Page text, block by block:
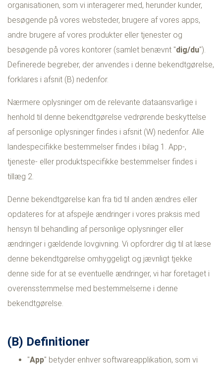
organisationen, som vi interagerer med, herunder kunder,
besøgende på vores websteder, brugere af vores apps,
andre brugere af vores produkter eller tjenester og
besøgende på vores kontorer (samlet benævnt "dig/du").
Definerede begreber, der anvendes i denne bekendtgørelse,
forklares i afsnit (B) nedenfor.
Nærmere oplysninger om de relevante dataansvarlige i
henhold til denne bekendtgørelse vedrørende beskyttelse
af personlige oplysninger findes i afsnit (W) nedenfor. Alle
landespecifikke bestemmelser findes i bilag 1. App-,
tjeneste- eller produktspecifikke bestemmelser findes i
tillæg 2.
Denne bekendtgørelse kan fra tid til anden ændres eller
opdateres for at afspejle ændringer i vores praksis med
hensyn til behandling af personlige oplysninger eller
ændringer i gældende lovgivning. Vi opfordrer dig til at læse
denne bekendtgørelse omhyggeligt og jævnligt tjekke
denne side for at se eventuelle ændringer, vi har foretaget i
overensstemmelse med bestemmelserne i denne
bekendtgørelse.
(B) Definitioner
"App" betyder enhver softwareapplikation, som vi